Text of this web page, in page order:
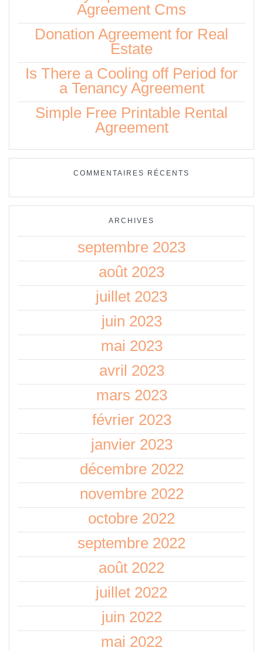
Agreement Cms
Donation Agreement for Real
Estate
Is There a Cooling off Period for
a Tenancy Agreement
Simple Free Printable Rental
Agreement
COMMENTAIRES RÉCENTS
ARCHIVES
septembre 2023
août 2023
juillet 2023
juin 2023
mai 2023
avril 2023
mars 2023
février 2023
janvier 2023
décembre 2022
novembre 2022
octobre 2022
septembre 2022
août 2022
juillet 2022
juin 2022
mai 2022